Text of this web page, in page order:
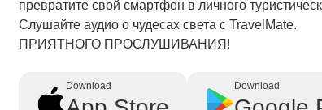
превратите свой смартфон в личного
Слушайте аудио о чудесах света с TravelMate.
ПРИЯТНОГО ПРОСЛУШИВАНИЯ!
Download Download